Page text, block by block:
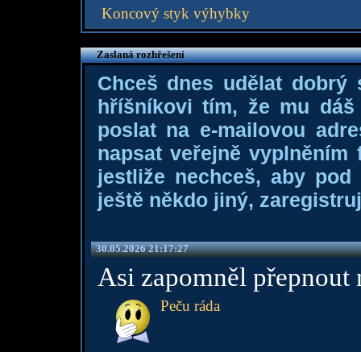
Koncový styk výhybky
Zaslaná rozhřešení
Chceš dnes udělat dobrý
hříšníkovi tím, že mu
poslat na e-mailovou
napsat veřejně
jestliže nechceš, aby
ještě někdo jiný,
30.05.2026 21:17:27
Asi zapomněl přepnout
Peču ráda